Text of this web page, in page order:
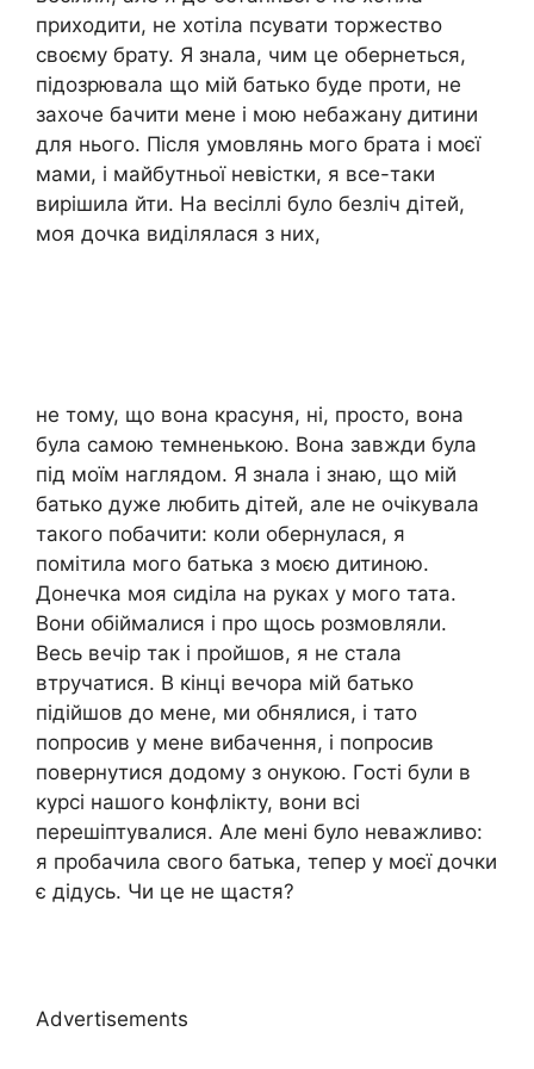
приходити, не хотіла псувати торжество
своєму брату. Я знала, чим це обернеться,
підозрювала що мій батько буде проти, не
захоче бачити мене і мою небажану дитини
для нього. Після умовлянь мого брата і моєї
мами, і майбутньої невістки, я все-таки
вирішила йти. На весіллі було безліч дітей,
моя дочка виділялася з них,
не тому, що вона красуня, ні, просто, вона
була самою темненькою. Вона завжди була
під моїм наглядом. Я знала і знаю, що мій
батько дуже любить дітей, але не очікувала
такого побачити: коли обернулася, я
помітила мого батька з моєю дитиною.
Донечка моя сиділа на руках у мого тата.
Вони обіймалися і про щось розмовляли.
Весь вечір так і пройшов, я не стала
втручатися. В кінці вечора мій батько
підійшов до мене, ми обнялися, і тато
попросив у мене вибачення, і попросив
повернутися додому з онукою. Гості були в
курсі нашого kонфлікту, вони всі
перешіптувалися. Але мені було неважливо:
я пробачила свого батька, тепер у моєї дочки
є дідусь. Чи це не щастя?
Advertisements